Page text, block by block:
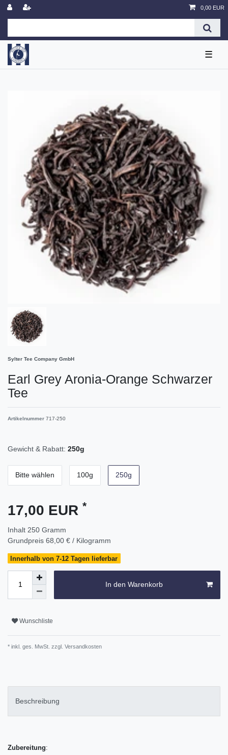
0,00 EUR
☰
Sylter Tee Company GmbH
Earl Grey Aronia-Orange Schwarzer
Tee
Artikelnummer 717-250
Gewicht & Rabatt: 250g
Bitte wählen 100g 250g
17,00 EUR *
Inhalt 250 Gramm
Grundpreis 68,00 € / Kilogramm
Innerhalb von 7-12 Tagen lieferbar
In den Warenkorb
Wunschliste
* inkl. ges. MwSt. zzgl. Versandkosten
Beschreibung
Zubereitung: